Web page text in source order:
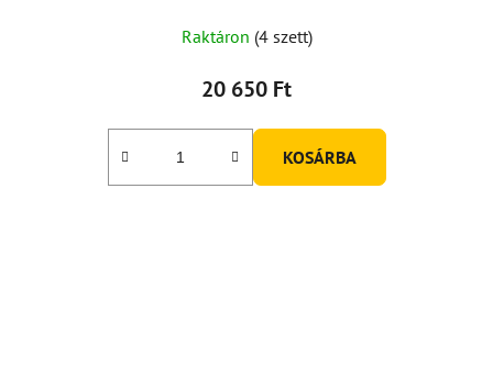
Raktáron (4 szett)
20 650 Ft
KOSÁRBA